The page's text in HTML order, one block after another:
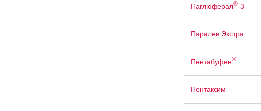
Паглюферал®-3
Парален Экстра
Пентабуфен®
Пентаксим